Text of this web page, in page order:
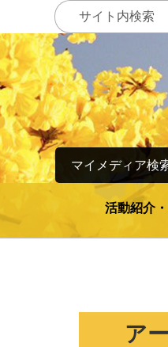
活動紹介
マイメディア検索
ア